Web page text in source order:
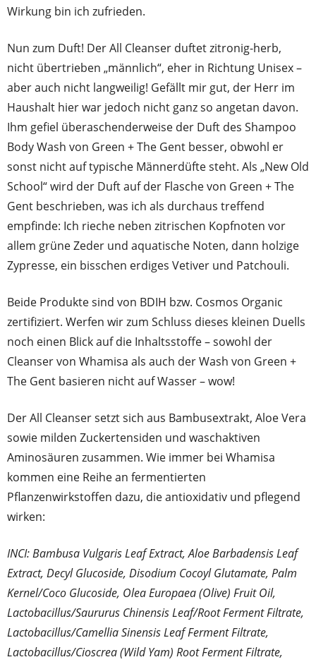
Wirkung bin ich zufrieden.
Nun zum Duft! Der All Cleanser duftet zitronig-herb,
nicht übertrieben „männlich“, eher in Richtung Unisex –
aber auch nicht langweilig! Gefällt mir gut, der Herr im
Haushalt hier war jedoch nicht ganz so angetan davon.
Ihm gefiel überaschenderweise der Duft des Shampoo
Body Wash von Green + The Gent besser, obwohl er
sonst nicht auf typische Männerdüfte steht. Als „New Old
School“ wird der Duft auf der Flasche von Green + The
Gent beschrieben, was ich als durchaus treffend
empfinde: Ich rieche neben zitrischen Kopfnoten vor
allem grüne Zeder und aquatische Noten, dann holzige
Zypresse, ein bisschen erdiges Vetiver und Patchouli.
Beide Produkte sind von BDIH bzw. Cosmos Organic
zertifiziert. Werfen wir zum Schluss dieses kleinen Duells
noch einen Blick auf die Inhaltsstoffe – sowohl der
Cleanser von Whamisa als auch der Wash von Green +
The Gent basieren nicht auf Wasser – wow!
Der All Cleanser setzt sich aus Bambusextrakt, Aloe Vera
sowie milden Zuckertensiden und waschaktiven
Aminosäuren zusammen. Wie immer bei Whamisa
kommen eine Reihe an fermentierten
Pflanzenwirkstoffen dazu, die antioxidativ und pflegend
wirken:
INCI: Bambusa Vulgaris Leaf Extract, Aloe Barbadensis Leaf
Extract, Decyl Glucoside, Disodium Cocoyl Glutamate, Palm
Kernel/Coco Glucoside, Olea Europaea (Olive) Fruit Oil,
Lactobacillus/Saururus Chinensis Leaf/Root Ferment Filtrate,
Lactobacillus/Camellia Sinensis Leaf Ferment Filtrate,
Lactobacillus/Cioscrea (Wild Yam) Root Ferment Filtrate,